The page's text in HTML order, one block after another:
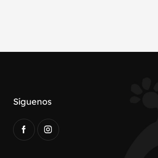
Síguenos